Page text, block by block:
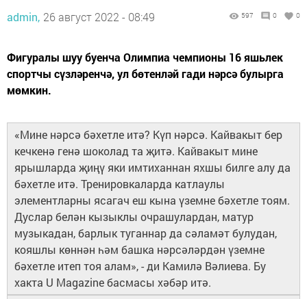
admin, 26 август 2022 - 08:49 597 0 0
Фигуралы шуу буенча Олимпиа чемпионы 16 яшьлек
спортчы сүзләренчә, ул бөтенләй гади нәрсә булырга
мөмкин.
«Мине нәрсә бәхетле итә? Күп нәрсә. Кайвакыт бер
кечкенә генә шоколад та җитә. Кайвакыт мине
ярышларда җиңү яки имтиханнан яхшы билге алу да
бәхетле итә. Тренировкаларда катлаулы
элементларны ясагач еш кына үземне бәхетле тоям.
Дуслар белән кызыклы очрашулардан, матур
музыкадан, барлык туганнар да сәламәт булудан,
кояшлы көннән һәм башка нәрсәләрдән үземне
бәхетле итеп тоя алам», - ди Камилә Вәлиева. Бу
хакта U Magazine басмасы хәбәр итә.